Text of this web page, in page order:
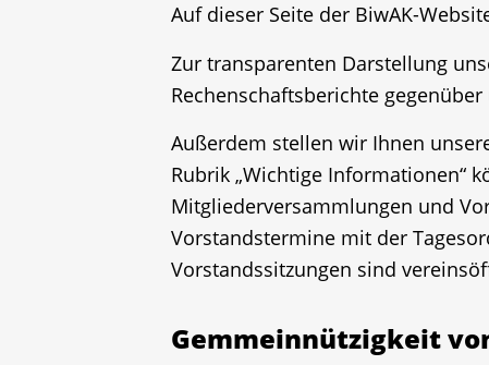
Auf dieser Seite der BiwAK-
Zur transparenten Darstellung
Rechenschaftsberichte
Außerdem stellen wir Ihnen
Rubrik „Wichtige Informationen“
Mitgliederversammlungen und
Vorstandstermine mit der
Vorstandssitzungen sind
Gemmeinnützigkeit